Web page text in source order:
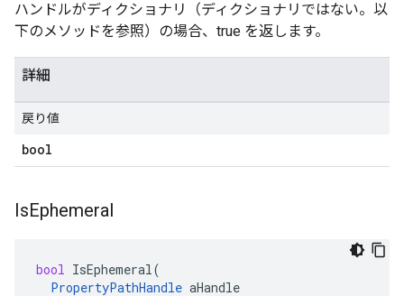
ハンドルがディクショナリ（ディクショナリではない。以
下のメソッドを参照）の場合、true を返します。
詳細
戻り値
bool
IsEphemeral
bool IsEphemeral(
PropertyPathHandle aHandle